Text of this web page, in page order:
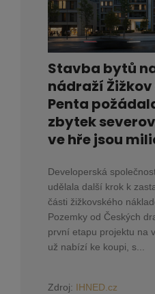
Stavba bytů
nádraží
Penta
zbytek
ve hře jsou
Developerská
udělala další krok k
části žižkovského
Pozemky od Českých
první etapu projektu na
už nabízí ke koupi, s...
Zdroj: IHNED.cz